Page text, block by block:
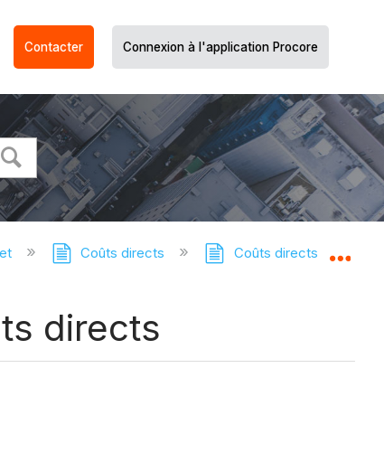
Contacter Connexion à l'application Procore
Coûts directs Coûts directs -
directs